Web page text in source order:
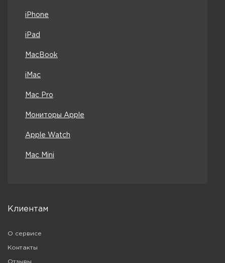
iPhone
iPad
MacBook
iMac
Mac Pro
Мониторы Apple
Apple Watch
Mac Mini
Клиентам
О сервисе
Контакты